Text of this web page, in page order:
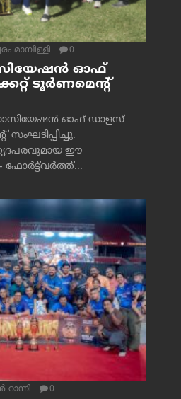
മാമ്പിള്ളി 0
ഓഫ്
ടൂർണമെന്റ്
ഓഫ് ഡാളസ്
സംഘടിപ്പിച്ചു.
ഈ
റാന്നി 0